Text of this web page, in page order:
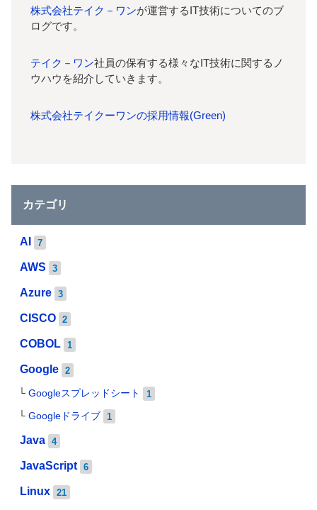
株式会社テイク－ワンが運営するIT技術についてのブ
ログです。
テイク－ワン社員の保有する様々なIT技術に関するノ
ウハウを紹介していきます。
株式会社テイクーワンの採用情報(Green)
カテゴリ
AI 7
AWS 3
Azure 3
CISCO 2
COBOL 1
Google 2
Googleスプレッドシート 1
Googleドライブ 1
Java 4
JavaScript 6
Linux 21